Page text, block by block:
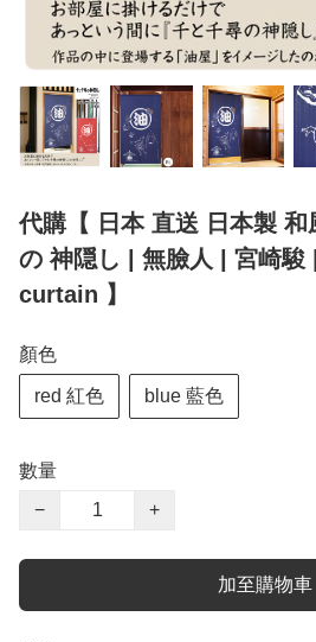
代購【 日本 直送 日本製
の 神隠し | 無臉人 | 宮崎
curtain 】
顏色
red 紅色 blue 藍色
數量
−
+
加至購物車